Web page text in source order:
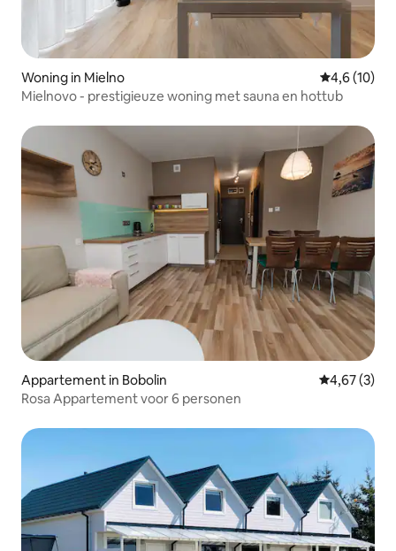
Woning in Mielno
4,6 (10)
Mielnovo - prestigieuze woning met sauna en hottub
Appartement in Bobolin
4,67 (3)
Rosa Appartement voor 6 personen